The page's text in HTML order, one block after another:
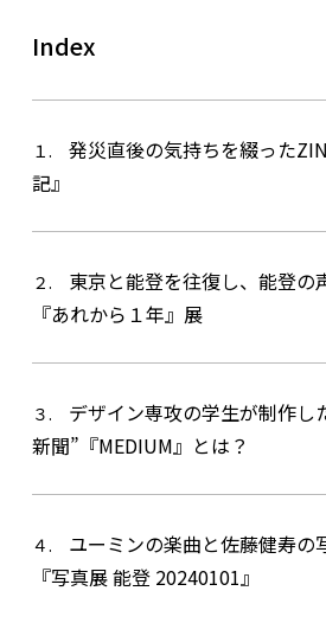
Index
１.
発災直後の気持ちを綴った
記』
２.
東京と能登を往復し、能登の
『あれから１年』展
３.
デザイン専攻の学生が制作し
新聞”『MEDIUM』とは？
４.
ユーミンの楽曲と佐藤健寿の
『写真展 能登 20240101』